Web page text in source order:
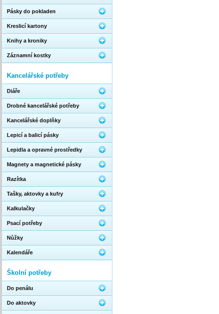
Pásky do pokladen
Kreslicí kartony
Knihy a kroniky
Záznamní kostky
Kancelářské potřeby
Diáře
Drobné kancelářské potřeby
Kancelářské doplňky
Lepicí a balicí pásky
Lepidla a opravné prostředky
Magnety a magnetické pásky
Razítka
Tašky, aktovky a kufry
Kalkulačky
Psací potřeby
Nůžky
Kalendáře
Školní potřeby
Do penálu
Do aktovky